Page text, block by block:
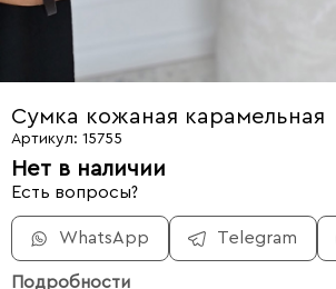
Сумка кожаная карамельная
Артикул: 15755
Нет в наличии
Есть вопросы?
WhatsApp Telegram
Подробности